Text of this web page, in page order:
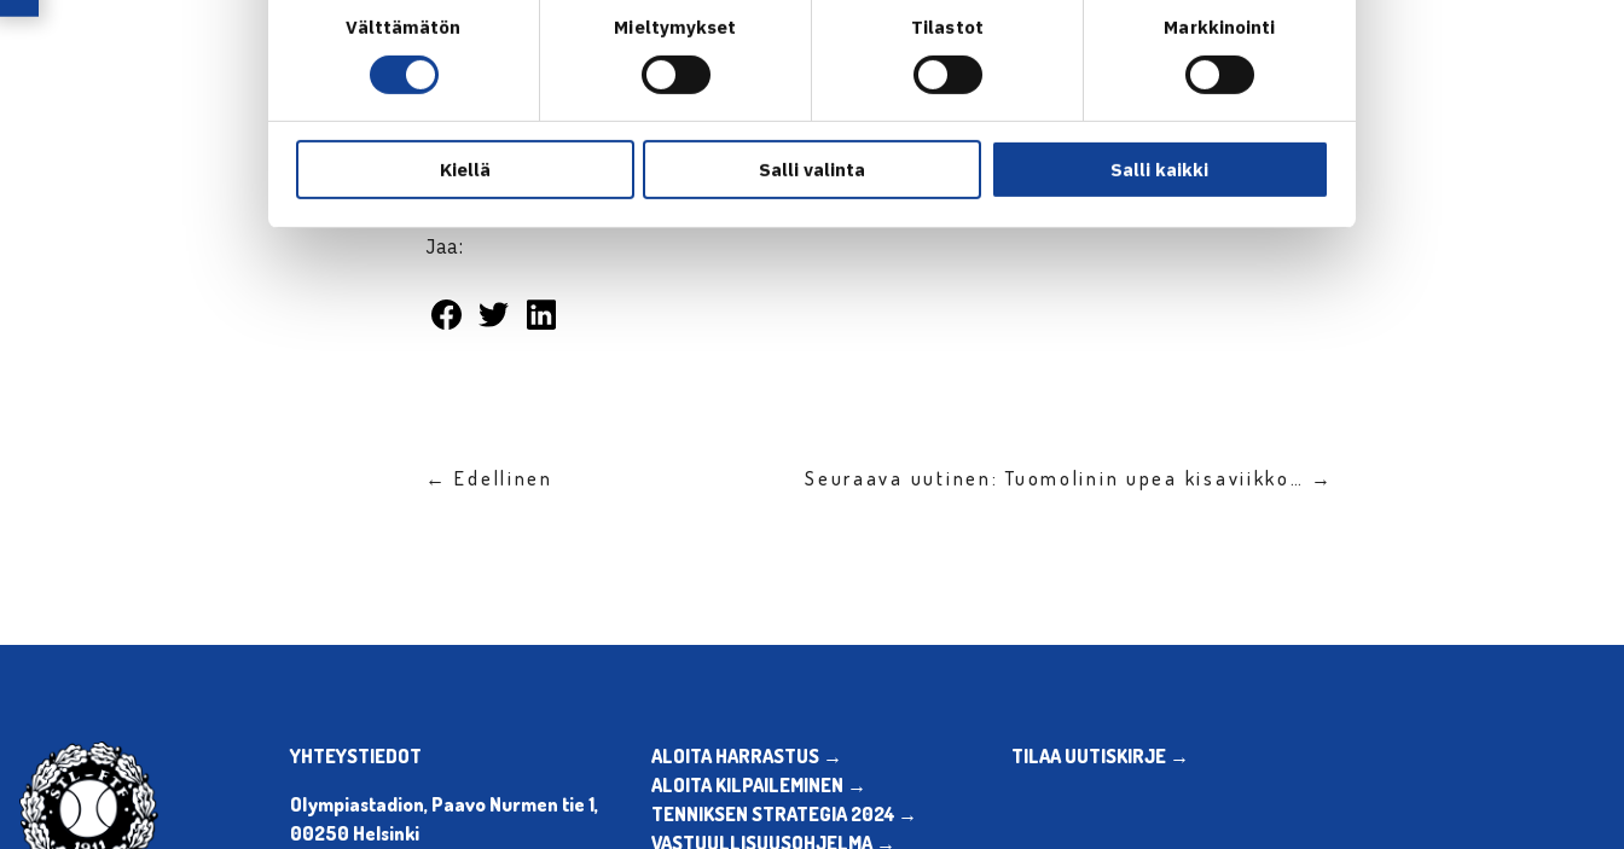
Välttämätön Mieltymykset Tilastot Markkinointi
Kiellä Salli valinta Salli kaikki
Challenger -kisansa voittanutta ja samalla ensimmäistä kertaa urallaan TOP100 noussuttaOtto
Virtasta
Jaa:
← Edellinen Seuraava uutinen: Tuomolinin upea kisaviikko… →
YHTEYSTIEDOT
Olympiastadion, Paavo Nurmen tie 1,
00250 Helsinki
ALOITA HARRASTUS →
ALOITA KILPAILEMINEN →
TENNIKSEN STRATEGIA 2024 →
VASTUULLISUUSOHJELMA →
TILAA UUTISKIRJE →